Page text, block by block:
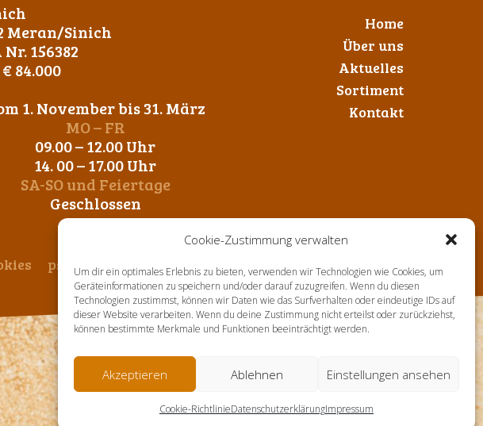
Cookie-Zustimmung verwalten
Um dir ein optimales Erlebnis zu bieten, verwenden wir Technologien wie Cookies, um
Geräteinformationen zu speichern und/oder darauf zuzugreifen. Wenn du diesen
Technologien zustimmst, können wir Daten wie das Surfverhalten oder eindeutige IDs auf
dieser Website verarbeiten. Wenn du deine Zustimmung nicht erteilst oder zurückziehst,
können bestimmte Merkmale und Funktionen beeinträchtigt werden.
Akzeptieren Ablehnen Einstellungen ansehen
Cookie-RichtlinieDatenschutzerklärungImpressum
Meran/Sinich
156382
84.000
1. November bis 31. März
MO – FR
09.00 – 12.00 Uhr
14. 00 – 17.00 Uhr
SA-SO und Feiertage
Geschlossen
Home
Über uns
Aktuelles
Sortiment
Kontakt
ps-design